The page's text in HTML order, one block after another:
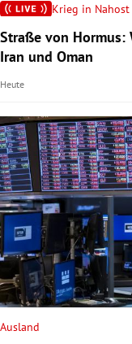
Krieg in Nahost
Straße von Hormus:
Iran und Oman
Heute
Ausland